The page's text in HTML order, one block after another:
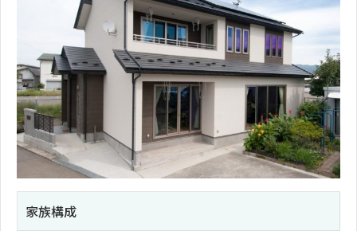
家族構成